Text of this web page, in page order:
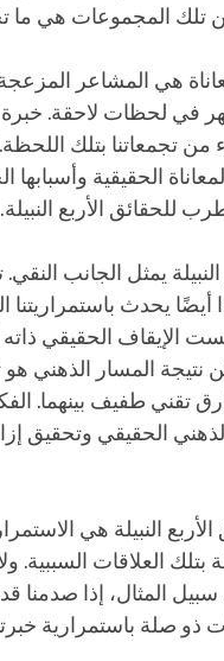
تلك المجموعات هي ما
هي المشاعر
في لحظات لاحقة. خبرة
تجمعاتنا بتلك اللحظة.
الحقيقية
للحقائق الأربع النبيلة.
يمثل الجانب
يحدث باستمراريتنا
الإيقاف الحقيقي ذاته
نتيجة المسار الذهني
تقني طفيف بينهما.
الحقيقي وتحقيق
النبيلة هي
بتلك العلاقات السببية.
المثال، إذا صدمنا
ذو صلة باستمرارية